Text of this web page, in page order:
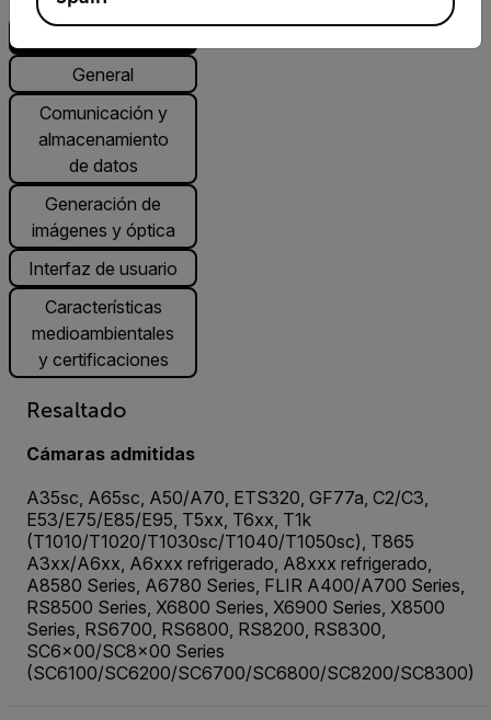
General
Comunicación y
almacenamiento
de datos
Generación de
imágenes y óptica
Interfaz de usuario
Características
medioambientales
y certificaciones
Resaltado
Cámaras admitidas
A35sc, A65sc, A50/A70, ETS320, GF77a, C2/C3,
E53/E75/E85/E95, T5xx, T6xx, T1k
(T1010/T1020/T1030sc/T1040/T1050sc), T865
A3xx/A6xx, A6xxx refrigerado, A8xxx refrigerado,
A8580 Series, A6780 Series, FLIR A400/A700 Series,
RS8500 Series, X6800 Series, X6900 Series, X8500
Series, RS6700, RS6800, RS8200, RS8300,
SC6x00/SC8x00 Series
(SC6100/SC6200/SC6700/SC6800/SC8200/SC8300)